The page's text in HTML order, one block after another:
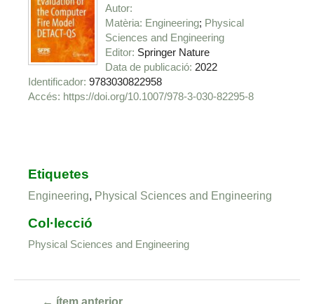
Autor
Matèria Engineering Physical
Sciences and Engineering
Editor Springer Nature
Data de publicació 2022
Identificador 9783030822958
https://doi.org/10.1007/978-3-030-82295-8
Etiquetes
Engineering, Physical Sciences and Engineering
Col·lecció
Physical Sciences and Engineering